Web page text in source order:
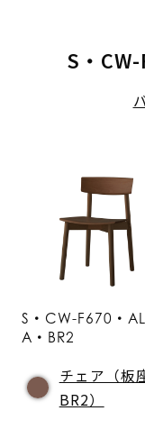
S・
S・CW-F670・AL
A・BR2
チェア（板
BR2）